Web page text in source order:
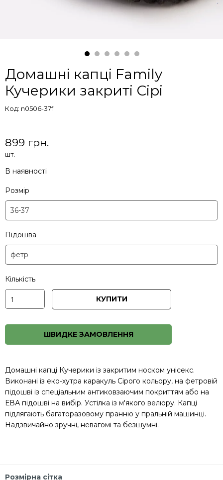
Домашні капці Family
Кучерики закриті Сірі
Код: n0506-37f
899 грн.
шт.
В наявності
Розмір
Підошва
Кількість
КУПИТИ
ШВИДКЕ ЗАМОВЛЕННЯ
Домашні капці Кучерики із закритим носком унісекс.
Виконані із еко-хутра каракуль Сірого кольору, на фетровій
підошві із спеціальним антиковзаючим покриттям або на
ЕВА підошві на вибір. Устілка із м'якого велюру. Капці
підлягають багаторазовому пранню у пральній машинці.
Надзвичайно зручні, невагомі та безшумні.
Розмірна сітка